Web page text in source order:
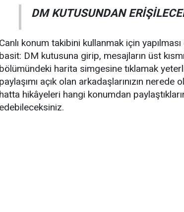
DM KUTUSUNDAN
Canlı konum takibini kullanmak için
basit: DM kutusuna girip, mesajların üst
bölümündeki harita simgesine tıklamak
paylaşımı açık olan arkadaşlarınızın
hatta hikâyeleri hangi konumdan
edebileceksiniz.